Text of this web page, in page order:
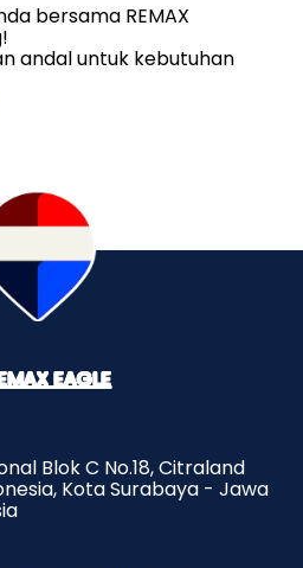
bersama REMAX
andal untuk kebutuhan
Blok C No.18, Citraland
Kota Surabaya - Jawa